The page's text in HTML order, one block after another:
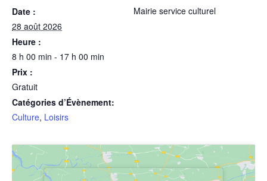
Date :
28 août 2026
Heure :
8 h 00 min - 17 h 00 min
Prix :
Gratuit
Catégories d’Évènement:
Culture, Loisirs
Mairie service culturel